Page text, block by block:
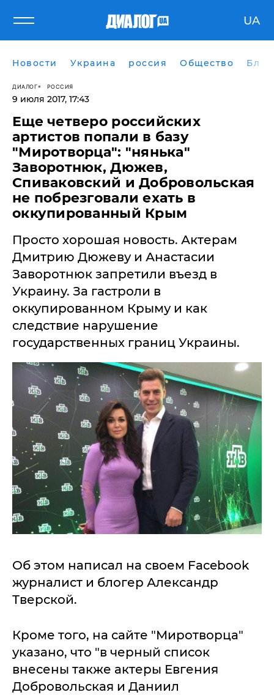
UA
Новости Украина россия Общество
ДИАЛОГ РОССИЯ
9 июля 2017, 17:43
Еще четверо российских
артистов попали в базу
"Миротворца": "нянька"
Заворотнюк, Дюжев,
Спиваковский и Добровольская
не побрезговали ехать в
оккупированный Крым
Просто хорошая новость. Актерам
Дмитрию Дюжеву и Анастасии
Заворотнюк запретили въезд в
Украину. За гастроли в
оккупированном Крыму и как
следствие нарушение
государственных границ Украины.
Об этом написал на своем Facebook
журналист и блогер Александр
Тверской.
Кроме того, на сайте "Миротворца"
указано, что "в черный список
внесены также актеры Евгения
Добровольская и Даниил